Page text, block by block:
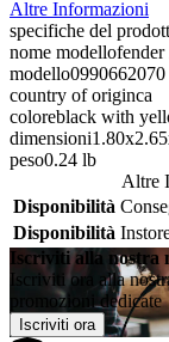
Altre Informazioni
specifiche del
nome
modello0990662070
country of originca
coloreblack with
peso0.24 lb
Altre
Disponibilità
Disponibilità
Iscriviti alla nostra
Iscriviti ora alla
promozioni dedicate
Iscriviti ora